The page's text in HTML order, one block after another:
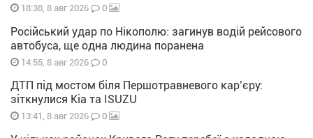
18:38, 8 авг 2026 0
Російський удар по Нікополю: загинув водій рейсового
автобуса, ще одна людина поранена
14:55, 8 авг 2026 0
ДТП під мостом біля Першотравневого кар’єру:
зіткнулися Kia та ISUZU
13:41, 8 авг 2026 0